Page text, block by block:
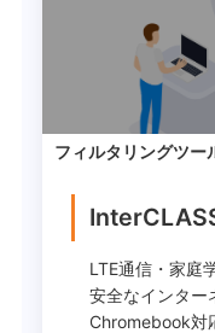
フィルタリングツー
LTE通信・家庭
安全なインター
Chromebook対